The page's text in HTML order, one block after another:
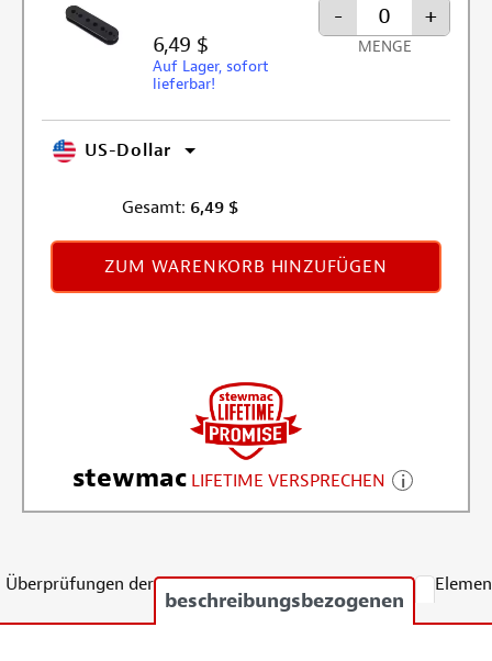
6,49 $
Auf Lager, sofort
lieferbar!
- +
MENGE
US-Dollar
Gesamt: 6,49 $
ZUM WARENKORB HINZUFÜGEN
stewmac LIFETIME VERSPRECHEN
Überprüfungen der
beschreibungsbezogenen